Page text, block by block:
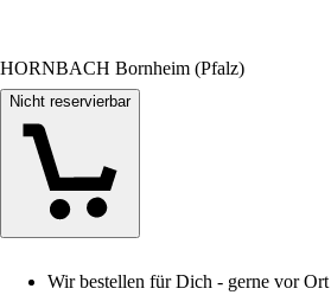
HORNBACH Bornheim (Pfalz)
Nicht reservierbar
Wir bestellen für Dich - gerne vor